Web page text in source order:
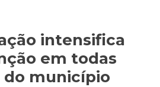
intensifica
em todas
do município